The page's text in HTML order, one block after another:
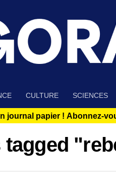
CULTURE SCIENCES
journal papier ! Abonnez-